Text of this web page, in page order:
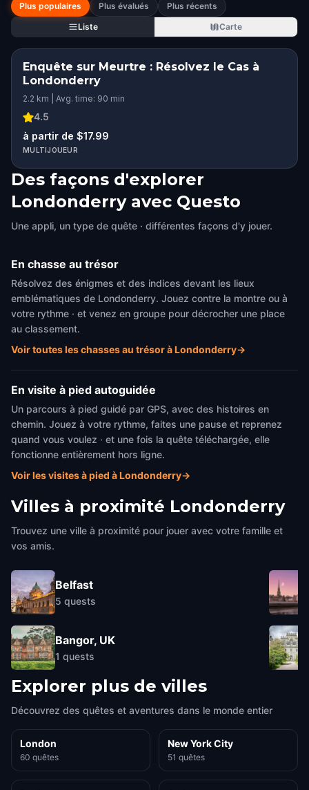
Plus populaires Plus évalués
Plus récents
Liste
Carte
Enquête sur Meurtre : Résolvez le Cas à
Londonderry
2.2 km | Avg. time: 90 min
4.5
à partir de $17.99
MULTIJOUEUR
Des façons d'explorer
Londonderry avec Questo
Une appli, un type de quête · différentes façons d'y jouer.
En chasse au trésor
Résolvez des énigmes et des indices devant les lieux
emblématiques de Londonderry. Jouez contre la montre ou à
votre rythme · et venez en groupe pour décrocher une place
au classement.
Voir toutes les chasses au trésor à Londonderry→
En visite à pied autoguidée
Un parcours à pied guidé par GPS, avec des histoires en
chemin. Jouez à votre rythme, faites une pause et reprenez
quand vous voulez · et une fois la quête téléchargée, elle
fonctionne entièrement hors ligne.
Voir les visites à pied à Londonderry→
Villes à proximité Londonderry
Trouvez une ville à proximité pour jouer avec votre famille et
vos amis.
Belfast
5 quests
Bangor, UK
1 quests
Explorer plus de villes
Découvrez des quêtes et aventures dans le monde entier
London
60 quêtes
New York City
51 quêtes